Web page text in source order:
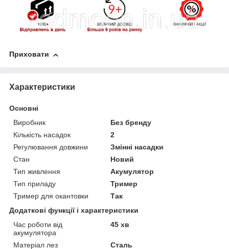
Приховати
Характеристики
Основні
Виробник
Без бренду
Кількість насадок
2
Регулювання довжини
Змінні насадки
Стан
Новий
Тип живлення
Акумулятор
Тип приладу
Тример
Тример для окантовки
Так
Додаткові функції і характеристики
Час роботи від
акумулятора
45 хв
Матеріал лез Сталь